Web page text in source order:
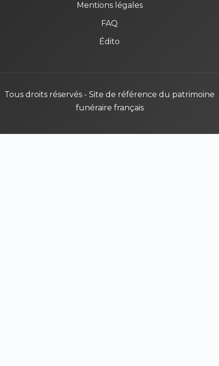
Mentions légales
FAQ
Édito
Tous droits réservés - Site de référence du patrimoine
funéraire français